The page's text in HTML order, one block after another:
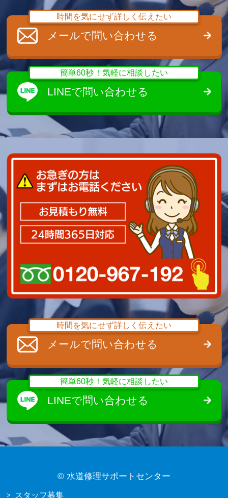
時間を気にせず詳しく伝えたい
メールで問い合わせる
簡単60秒！気軽に相談したい
LINEで問い合わせる
時間を気にせず詳しく伝えたい
メールで問い合わせる
簡単60秒！気軽に相談したい
LINEで問い合わせる
© 水道修理サポートセンター
スタッフ募集